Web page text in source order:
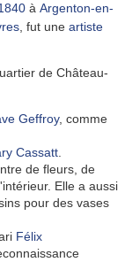
à Argenton-en-
, fut une artiste
de Château-
Geffroy, comme
Cassatt
de fleurs, de
Elle a aussi
pour des vases
Félix